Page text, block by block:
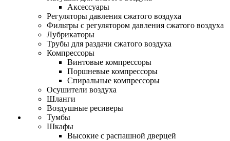
Аксессуары
Регуляторы давления сжатого воздуха
Фильтры с регулятором давления сжатого воздуха
Лубрикаторы
Трубы для раздачи сжатого воздуха
Компрессоры
Винтовые компрессоры
Поршневые компрессоры
Спиральные компрессоры
Осушители воздуха
Шланги
Воздушные ресиверы
Тумбы
Шкафы
Высокие с распашной дверцей